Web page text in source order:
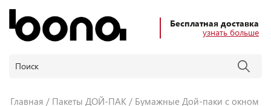
Бесплатная доставка
узнать больше
Главная Пакеты ДОЙ-ПАК Бумажные Дой-паки с окном